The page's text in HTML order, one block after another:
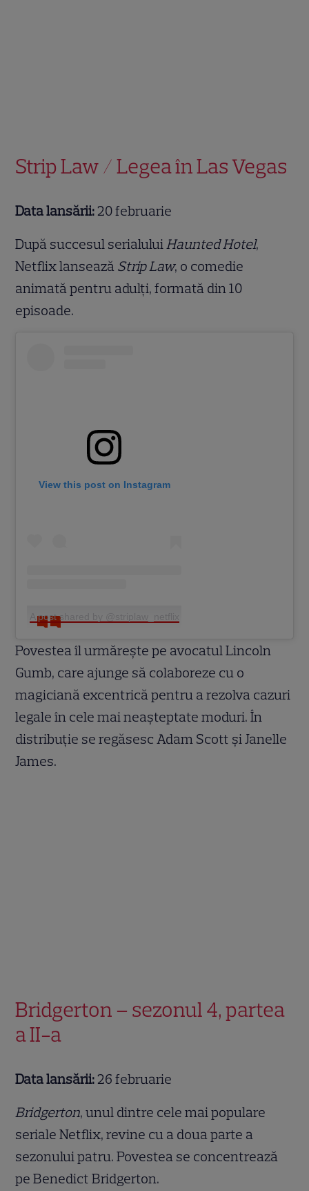
Strip Law / Legea în Las Vegas
Data lansării: 20 februarie
După succesul serialuluiHaunted Hotel,
Netflix lansează Strip Law, o comedie
animată pentru adulți, formată din 10
episoade.
View this post on Instagram
A post shared by @striplaw_netflix
Povestea îl urmărește pe avocatul Lincoln
Gumb, care ajunge să colaboreze cu o
magiciană excentrică pentru a rezolva cazuri
legale în cele mai neașteptate moduri. În
distribuție se regăsesc Adam Scott și Janelle
James.
Bridgerton – sezonul 4, partea
a II-a
Data lansării: 26 februarie
Bridgerton, unul dintre cele mai populare
seriale Netflix, revine cu a doua parte a
sezonului patru. Povestea se concentrează
pe Benedict Bridgerton.